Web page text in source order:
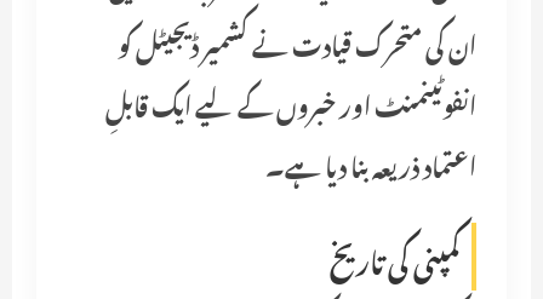
ان کی متحرک قیادت نے کشمیر ڈیجیٹل کو
انفوٹینمنٹ اور خبروں کے لیے ایک قابلِ
اعتماد ذریعہ بنا دیا ہے۔
کمپنی کی تاریخ